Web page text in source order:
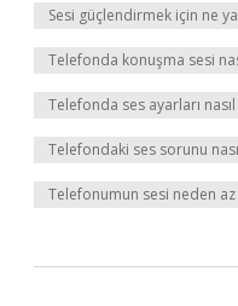
Sesi güçlendirmek için ne
Telefonda konuşma sesi
Telefonda ses ayarları nasıl
Telefondaki ses sorunu
Telefonumun sesi neden az